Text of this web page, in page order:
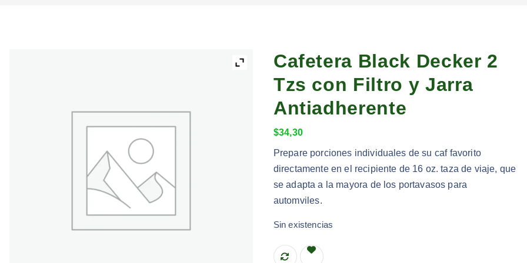
Cafetera Black Decker 2
Tzs con Filtro y Jarra
Antiadherente
$34,30
Prepare porciones individuales de su caf favorito
directamente en el recipiente de 16 oz. taza de viaje, que
se adapta a la mayora de los portavasos para
automviles.
Sin existencias